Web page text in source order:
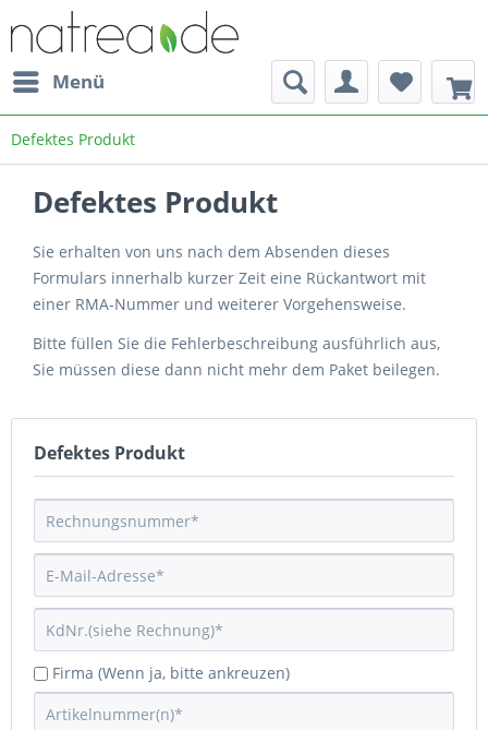
Menü
Defektes Produkt
Defektes Produkt
Sie erhalten von uns nach dem Absenden dieses
Formulars innerhalb kurzer Zeit eine Rückantwort mit
einer RMA-Nummer und weiterer Vorgehensweise.
Bitte füllen Sie die Fehlerbeschreibung ausführlich aus,
Sie müssen diese dann nicht mehr dem Paket beilegen.
Defektes Produkt
Firma (Wenn ja, bitte ankreuzen)